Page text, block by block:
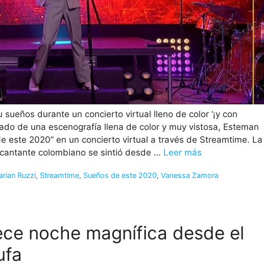
durante un concierto virtual lleno de color ‘¡y con
de una escenografía llena de color y muy vistosa, Esteman
este 2020” en un concierto virtual a través de Streamtime. La
colombiano se sintió desde … Leer más
Ruzzi, Streamtime, Sueños de este 2020,Vanessa Zamora
noche magnífica desde el